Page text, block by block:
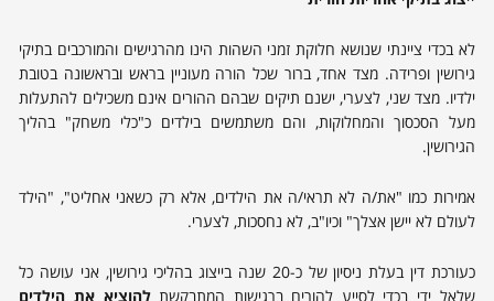
לא בכדי ציינתי שנושא חלוקת זמני השהות הינו מהרגישים והמורכבים בתיקי
גירושין ופרידה. מצד אחד, ברור שכל הורה מעוניין בראש ובראשונה בטובת
ילדיו. מצד שני, לצערי, ישנם תיקים שבהם ההורים אינם משכילים להתעלות
מעל הסכסוך והמחלוקות, והם משתמשים בילדים כ"כלי משחק" בהליך
הגירושין.
אמירות כמו "את/ה לא תראי/ה את הילדים, אלא רק כשאני אחליט", "הילד
לעולם לא יישן אצלך" וכיו"ב, לא נחסכות, לצערי.
כעורכת דין בעלת ניסיון של כ-20 שנה בייצוג בהליכי גירושין, אני עושה כל
שלאל ידי בכדי לסייע להורים ברגישות המתבקשתלהוציא את הילדים